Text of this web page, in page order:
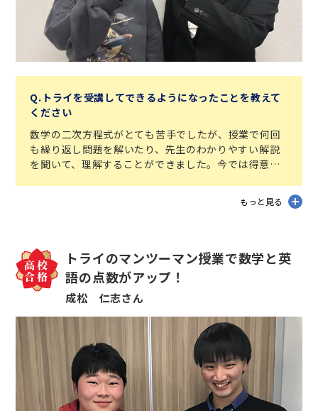
Q.トライを受講してできるようになったことを教えて
ください
数学の二次方程式がとても苦手でしたが、授業で何回
も繰り返し問題を解いたり、先生のわかりやすい解説
を聞いて、理解することができました。今では得意分
もっと見る
トライのマンツーマン授業で数学と英
語の点数がアップ！
成松 仁志さん